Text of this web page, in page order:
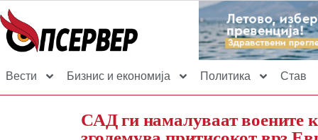
Вести Бизнис и економија Политика Став
САД ги намалуваат воените